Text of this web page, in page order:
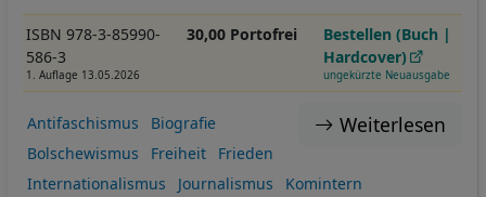
ISBN 978-3-85990-
586-3
1. Auflage 13.05.2026
30,00 Portofrei
Bestellen (Buch |
Hardcover)
ungekürzte Neuausgabe
Weiterlesen
Antifaschismus
Biografie
Bolschewismus
Freiheit
Frieden
Internationalismus
Journalismus
Komintern